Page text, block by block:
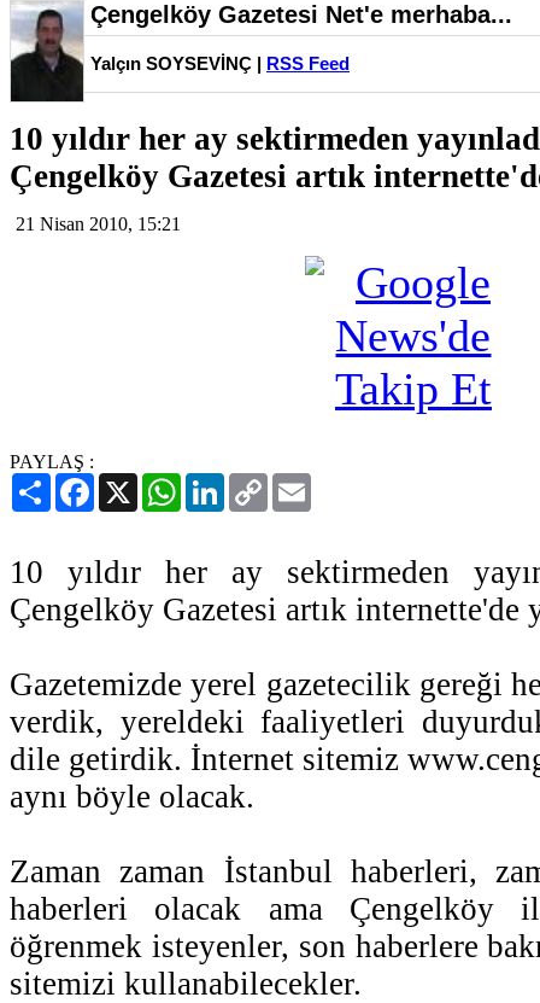
Çengelköy Gazetesi Net'e merhaba...
Yalçın SOYSEVİNÇ | RSS Feed
10 yıldır her ay sektirmeden
Çengelköy Gazetesi artık
21 Nisan 2010, 15:21
PAYLAŞ :
PaylaşFacebook
X WhatsAppLinkedIn
Copy
Link
10 yıldır her ay sektirmeden
Çengelköy Gazetesi artık internette'de
Gazetemizde yerel gazetecilik gereği
verdik, yereldeki faaliyetleri
dile getirdik. İnternet sitemiz
aynı böyle olacak.
Zaman zaman İstanbul haberleri,
haberleri olacak ama
öğrenmek isteyenler, son haberlere
sitemizi kullanabilecekler.